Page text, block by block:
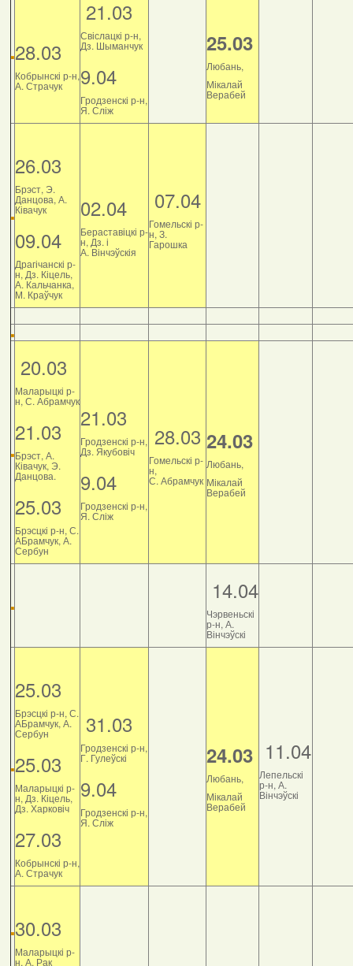
28.03
Кобрынскі р-н,
А. Страчук
21.03
Свіслацкі р-н,
Дз. Шыманчук
9.04
Гродзенскі р-н,
Я. Сліж
25.03
Любань,
Мікалай
Верабей
26.03
Брэст, Э.
Данцова, А.
Ківачук
09.04
Драгічанскі р-
н, Дз. Кіцель,
А. Кальчанка,
М. Краўчук
02.04
Бераставіцкі р-
н, Дз. і
А. Вінчэўскія
07.04
Гомельскі р-
н, З.
Гарошка
20.03
Маларыцкі р-
н, С. Абрамчук
21.03
Брэст, А.
Ківачук, Э.
Данцова.
25.03
Брэсцкі р-н, С.
АБрамчук, А.
Сербун
21.03
Гродзенскі р-н,
Дз. Якубовіч
9.04
Гродзенскі р-н,
Я. Сліж
28.03
Гомельскі р-
н,
С. Абрамчук
24.03
Любань,
Мікалай
Верабей
14.04
Чэрвеньскі
р-н, А.
Вінчэўскі
25.03
Брэсцкі р-н, С.
АБрамчук, А.
Сербун
25.03
Маларыцкі р-
н, Дз. Кіцель,
Дз. Харковіч
27.03
Кобрынскі р-н,
А. Страчук
31.03
Гродзенскі р-н,
Г. Гулеўскі
9.04
Гродзенскі р-н,
Я. Сліж
24.03
Любань,
Мікалай
Верабей
11.04
Лепельскі
р-н, А.
Вінчэўскі
30.03
Маларыцкі р-
н, А. Рак